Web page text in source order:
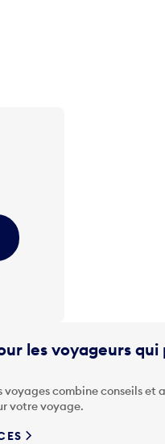
les voyageurs qui
combine conseils et
votre voyage.